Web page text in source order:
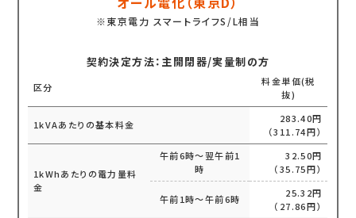
※東京電力 スマートライフS/L相当
契約決定方法：主開閉器/実量制の方
区分
料金単価(税
抜)
1kVAあたりの基本料金
283.40円
（311.74円）
1kWhあたりの電力量料
金
午前6時～翌午前1
時
32.50円
（35.75円）
午前1時～午前6時
25.32円
（27.86円）